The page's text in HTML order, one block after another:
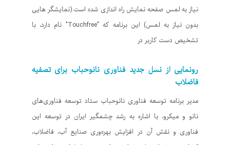
نیاز به لمس صفحه نمایش راه اندازی شده است.(نمایشگر هایی
بدون نیاز به لمس) این برنامه که "Touchfree" نام دارد، با
تشخیص دست کاربر در
رونمایی از نسل جدید فناوری نانوحباب برای تصفیه
فاضلاب
مدیر برنامه توسعه فناوری نانوحباب ستاد توسعه فناوری‌های
نانو و میکرو، با اشاره به رشد چشمگیر ایران در توسعه این
فناوری و نقش آن در افزایش بهره‌وری صنایع آب، فاضلاب،